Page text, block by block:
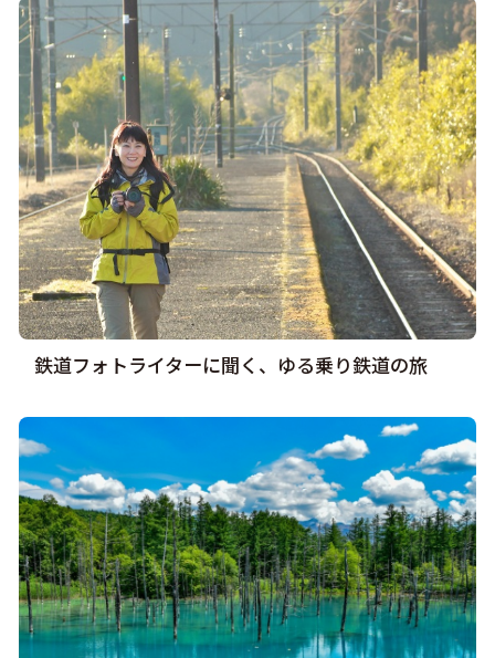
鉄道フォトライターに聞く、ゆる乗り鉄道の旅